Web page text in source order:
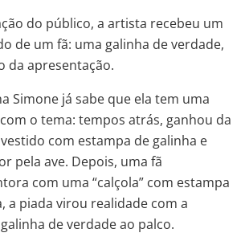
do público, a artista recebeu um
de um fã: uma galinha de verdade,
da apresentação.
Simone já sabe que ela tem uma
o tema: tempos atrás, ganhou da
com estampa de galinha e
pela ave. Depois, uma fã
com uma “calçola” com estampa
a piada virou realidade com a
de verdade ao palco.